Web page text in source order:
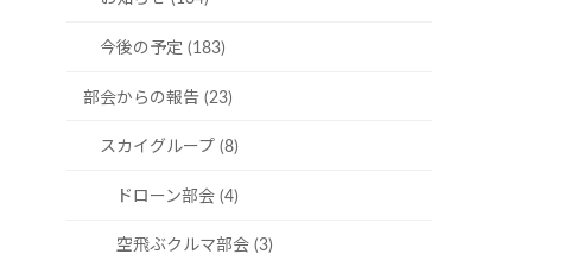
今後の予定 (183)
部会からの報告 (23)
スカイグループ (8)
ドローン部会 (4)
空飛ぶクルマ部会 (3)